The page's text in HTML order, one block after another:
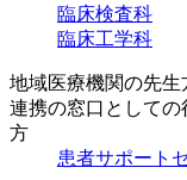
臨床検査科
臨床工学科
地域医療機関の先
連携の窓口としての
方
患者サポート